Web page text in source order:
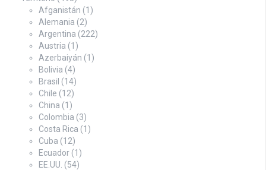
Afganistán (1)
Alemania (2)
Argentina (222)
Austria (1)
Azerbaiyán (1)
Bolivia (4)
Brasil (14)
Chile (12)
China (1)
Colombia (3)
Costa Rica (1)
Cuba (12)
Ecuador (1)
EE.UU. (54)